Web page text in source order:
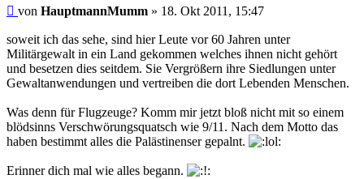
Beitrag
von HauptmannMumm » 18. Okt 2011, 15:47
soweit ich das sehe, sind hier Leute vor 60 Jahren unter
Militärgewalt in ein Land gekommen welches ihnen nicht gehört
und besetzen dies seitdem. Sie Vergrößern ihre Siedlungen unter
Gewaltanwendungen und vertreiben die dort Lebenden Menschen.
Was denn für Flugzeuge? Komm mir jetzt bloß nicht mit so einem
blödsinns Verschwörungsquatsch wie 9/11. Nach dem Motto das
haben bestimmt alles die Palästinenser gepalnt.
Erinner dich mal wie alles begann.